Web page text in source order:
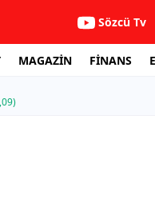
Sözcü Tv
MAGAZİN FİNANS